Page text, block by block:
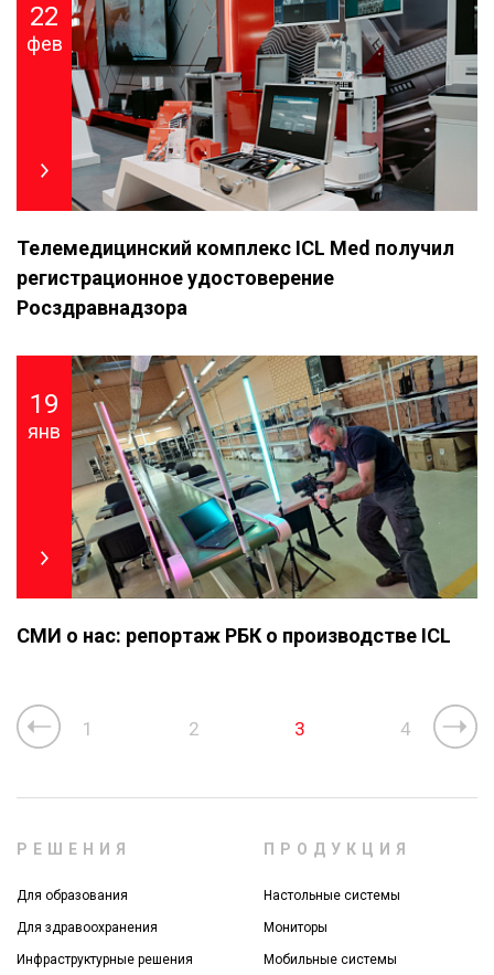
22
фев
Телемедицинский комплекс ICL Med получил
регистрационное удостоверение
Росздравнадзора
19
янв
СМИ о нас: репортаж РБК о производстве ICL
1 2 3 4
РЕШЕНИЯ
Для образования
Для здравоохранения
Инфраструктурные решения
ПРОДУКЦИЯ
Настольные системы
Мониторы
Мобильные системы